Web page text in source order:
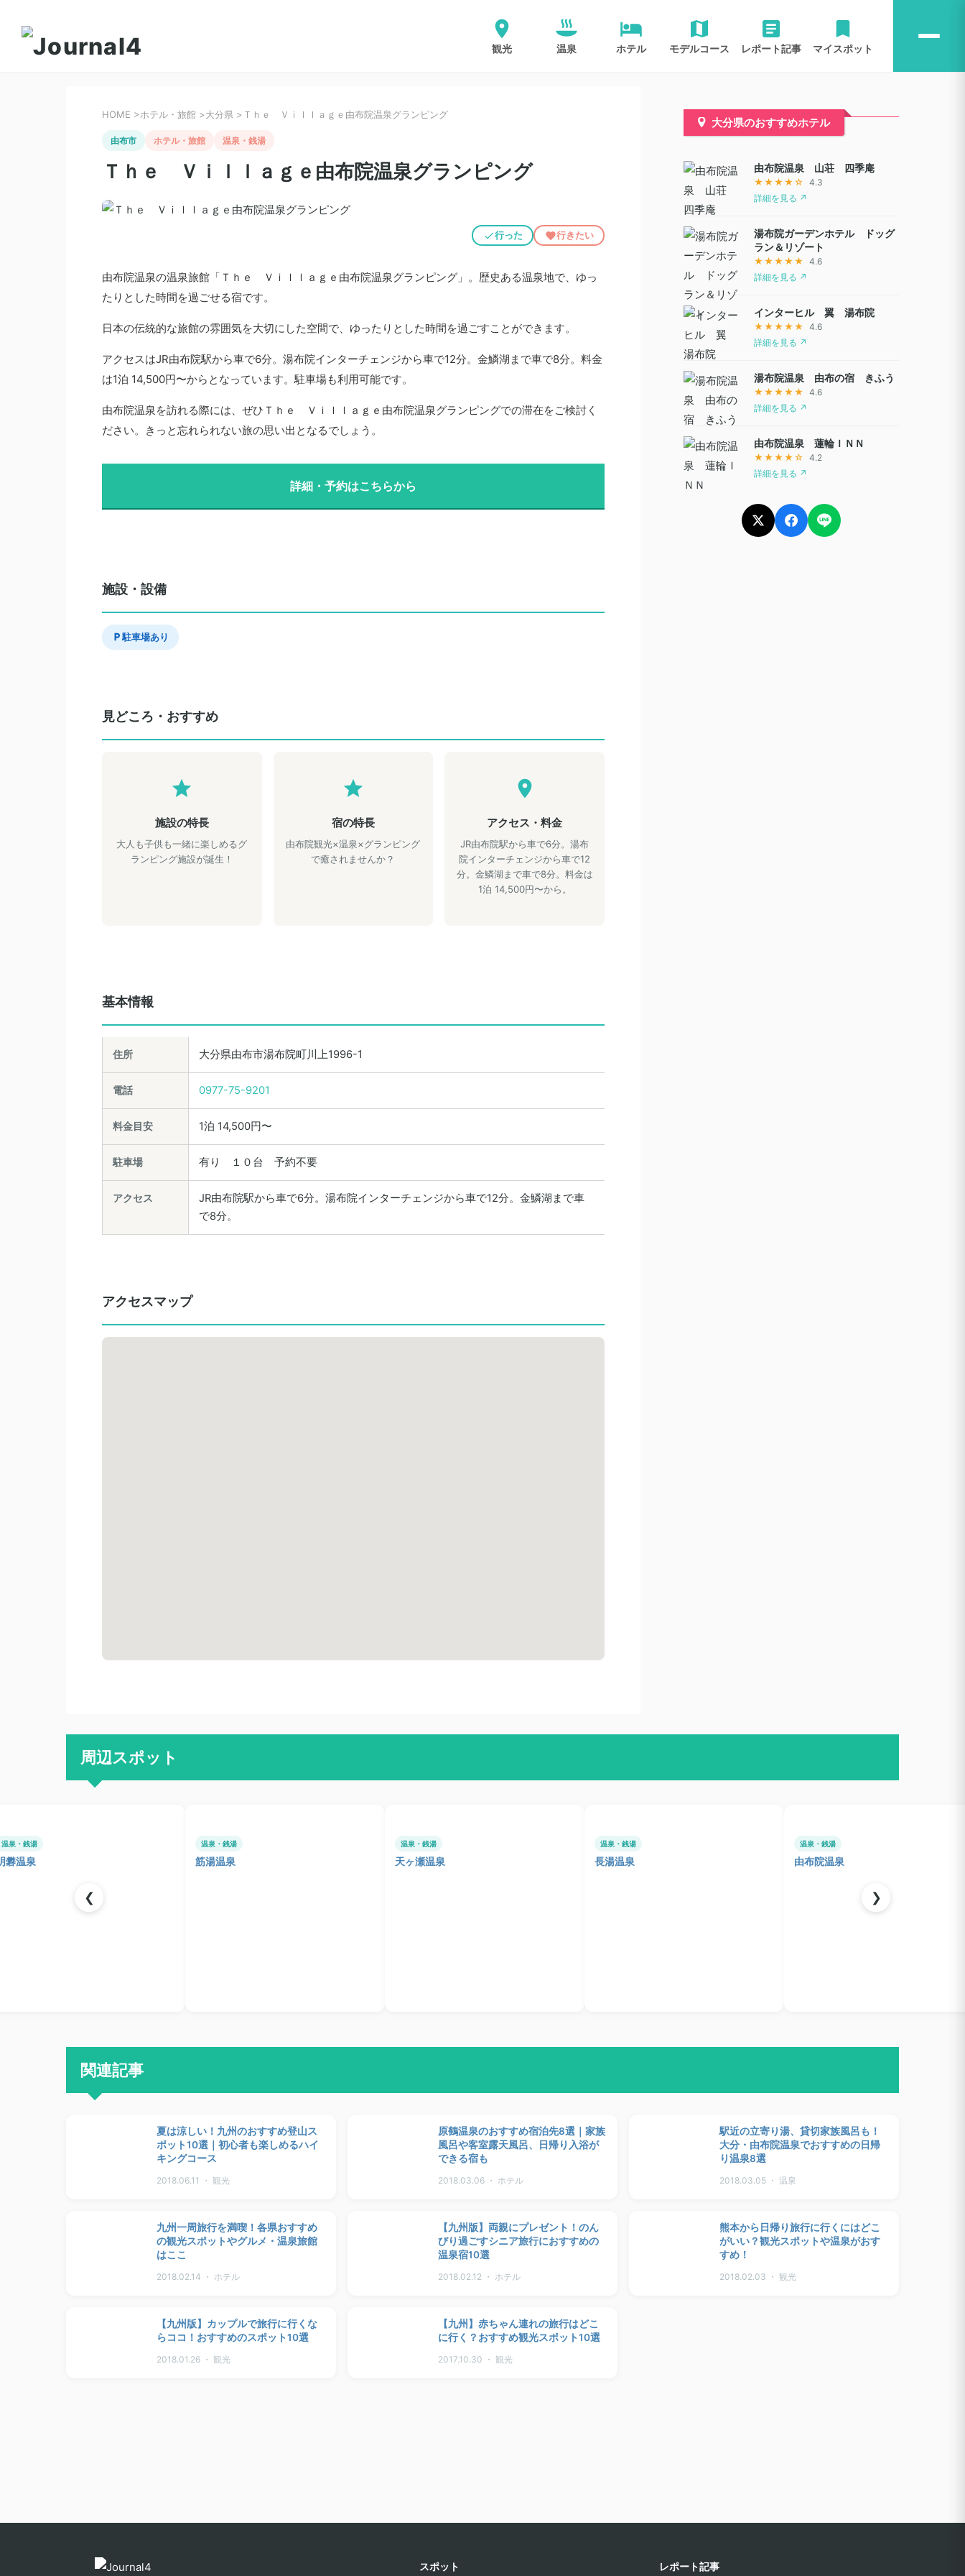
観光 温泉 ホテル モデルコース レポート記事 マイスポット
HOME >ホテル・旅館 >大分県 > Ｔｈｅ Ｖｉｌｌａｇｅ由布院温泉グランピング
由布市 ホテル・旅館 温泉・銭湯
Ｔｈｅ Ｖｉｌｌａｇｅ由布院温泉グランピング
行った 行きたい
由布院温泉の温泉旅館「Ｔｈｅ Ｖｉｌｌａｇｅ由布院温泉グランピング」。歴史ある温泉地で、ゆっ
たりとした時間を過ごせる宿です。
日本の伝統的な旅館の雰囲気を大切にした空間で、ゆったりとした時間を過ごすことができます。
アクセスはJR由布院駅から車で6分。湯布院インターチェンジから車で12分。金鱗湖まで車で8分。料金
は1泊 14,500円〜からとなっています。駐車場も利用可能です。
由布院温泉を訪れる際には、ぜひＴｈｅ Ｖｉｌｌａｇｅ由布院温泉グランピングでの滞在をご検討く
ださい。きっと忘れられない旅の思い出となるでしょう。
詳細・予約はこちらから
施設・設備
駐車場あり
見どころ・おすすめ
施設の特長
大人も子供も一緒に楽しめるグ
ランピング施設が誕生！
宿の特長
由布院観光×温泉×グランピング
で癒されませんか？
アクセス・料金
JR由布院駅から車で6分。湯布
院インターチェンジから車で12
分。金鱗湖まで車で8分。料金は
1泊 14,500円〜から。
基本情報
住所 大分県由布市湯布院町川上1996-1
電話 0977-75-9201
料金目安 1泊 14,500円〜
駐車場 有り １０台 予約不要
アクセス
JR由布院駅から車で6分。湯布院インターチェンジから車で12分。金鱗湖まで車
で8分。
アクセスマップ
大分県のおすすめホテル
由布院温泉 山荘 四季庵
★★★★☆ 4.3
詳細を見る ↗
湯布院ガーデンホテル ドッグ
ラン＆リゾート
★★★★★ 4.6
詳細を見る ↗
インターヒル 翼 湯布院
★★★★★ 4.6
詳細を見る ↗
湯布院温泉 由布の宿 きふう
★★★★★ 4.6
詳細を見る ↗
由布院温泉 蓮輪ＩＮＮ
★★★★☆ 4.2
詳細を見る ↗
周辺スポット
温泉・銭湯
礬温泉
温泉・銭湯
筋湯温泉
温泉・銭湯
天ヶ瀬温泉
温泉・銭湯
長湯温泉
温泉・銭湯
由布院温泉
❮ ❯
関連記事
夏は涼しい！九州のおすすめ登山ス
ポット10選｜初心者も楽しめるハイ
キングコース
2018.06.11 ・ 観光
原鶴温泉のおすすめ宿泊先8選｜家族
風呂や客室露天風呂、日帰り入浴が
できる宿も
2018.03.06 ・ ホテル
駅近の立寄り湯、貸切家族風呂も！
大分・由布院温泉でおすすめの日帰
り温泉8選
2018.03.05 ・ 温泉
九州一周旅行を満喫！各県おすすめ
の観光スポットやグルメ・温泉旅館
はここ
2018.02.14 ・ ホテル
【九州版】両親にプレゼント！のん
びり過ごすシニア旅行におすすめの
温泉宿10選
2018.02.12 ・ ホテル
熊本から日帰り旅行に行くにはどこ
がいい？観光スポットや温泉がおす
すめ！
2018.02.03 ・ 観光
【九州版】カップルで旅行に行くな
らココ！おすすめのスポット10選
2018.01.26 ・ 観光
【九州】赤ちゃん連れの旅行はどこ
に行く？おすすめ観光スポット10選
2017.10.30 ・ 観光
スポット レポート記事